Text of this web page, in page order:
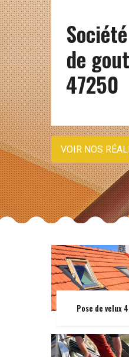
de
47250
VOIR NOS
Pose de velux